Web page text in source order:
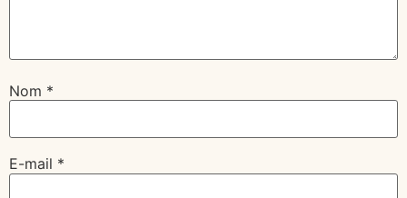
Nom *
E-mail *